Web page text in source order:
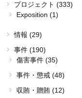
プロジェクト (333)
Exposition (1)
情報 (29)
事件 (190)
傷害事件 (35)
事件・懲戒 (48)
収賄・贈賄 (12)